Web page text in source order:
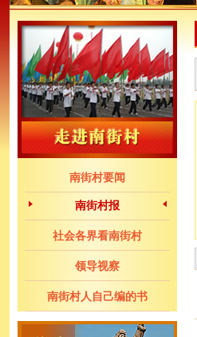
南街村要闻
南街村报
社会各界看南街村
领导视察
南街村人自己编的书